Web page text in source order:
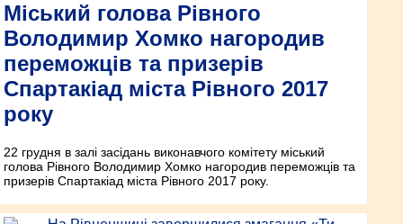
Міський голова Рівного
Володимир Хомко нагородив
переможців та призерів
Спартакіад міста Рівного 2017
року
22 грудня в залі засідань виконавчого комітету міський
голова Рівного Володимир Хомко нагородив переможців та
призерів Спартакіад міста Рівного 2017 року.